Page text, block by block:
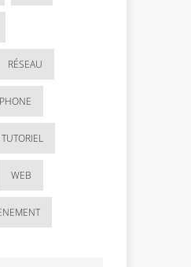
RÉSEAU
TUTORIEL
WEB